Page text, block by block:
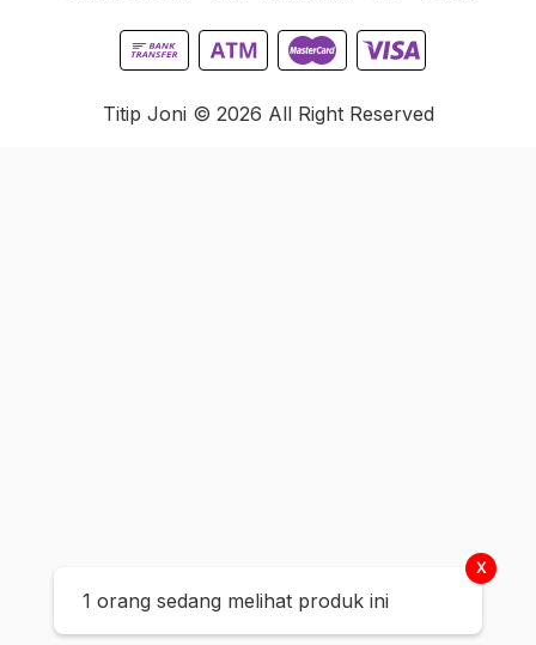
X
1 orang sedang melihat produk ini
Titip Joni © 2026 All Right Reserved